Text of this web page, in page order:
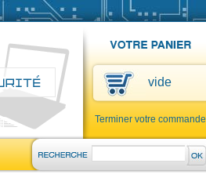
vide
Terminer votre commande